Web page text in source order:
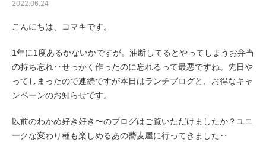
2022.06.24
こんにちは、コマキです。
1年に1度あるかないかですが。油断してるとやってしまうお弁当
の持ち忘れ‥せっかく作ったのに忘れるって最悪ですね。先日や
ってしまったので連続ですが本日はランチブログと、お得なキャ
ンペーンのお知らせです。
以前のわかめ好き好き〜のブログはご覧いただけましたか？ユニ
ークな変わり種も楽しめるあの蕎麦屋に行ってきました‥